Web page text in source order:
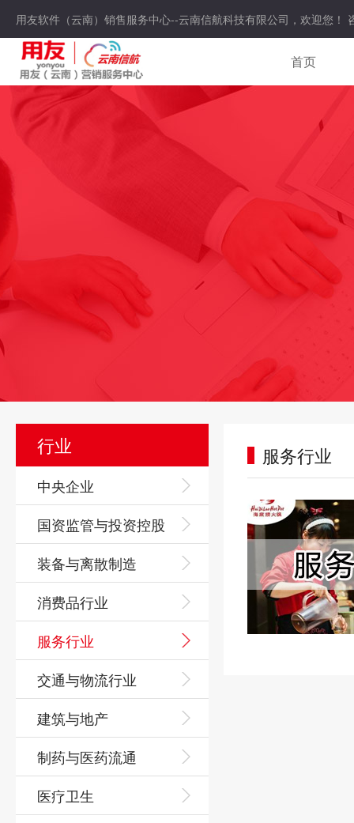
用友软件（云南）销售服务中心--云南信航科技有限公司，欢迎您！
首页
行业
中央企业
国资监管与投资控股
装备与离散制造
消费品行业
服务行业
交通与物流行业
建筑与地产
制药与医药流通
医疗卫生
服务行业